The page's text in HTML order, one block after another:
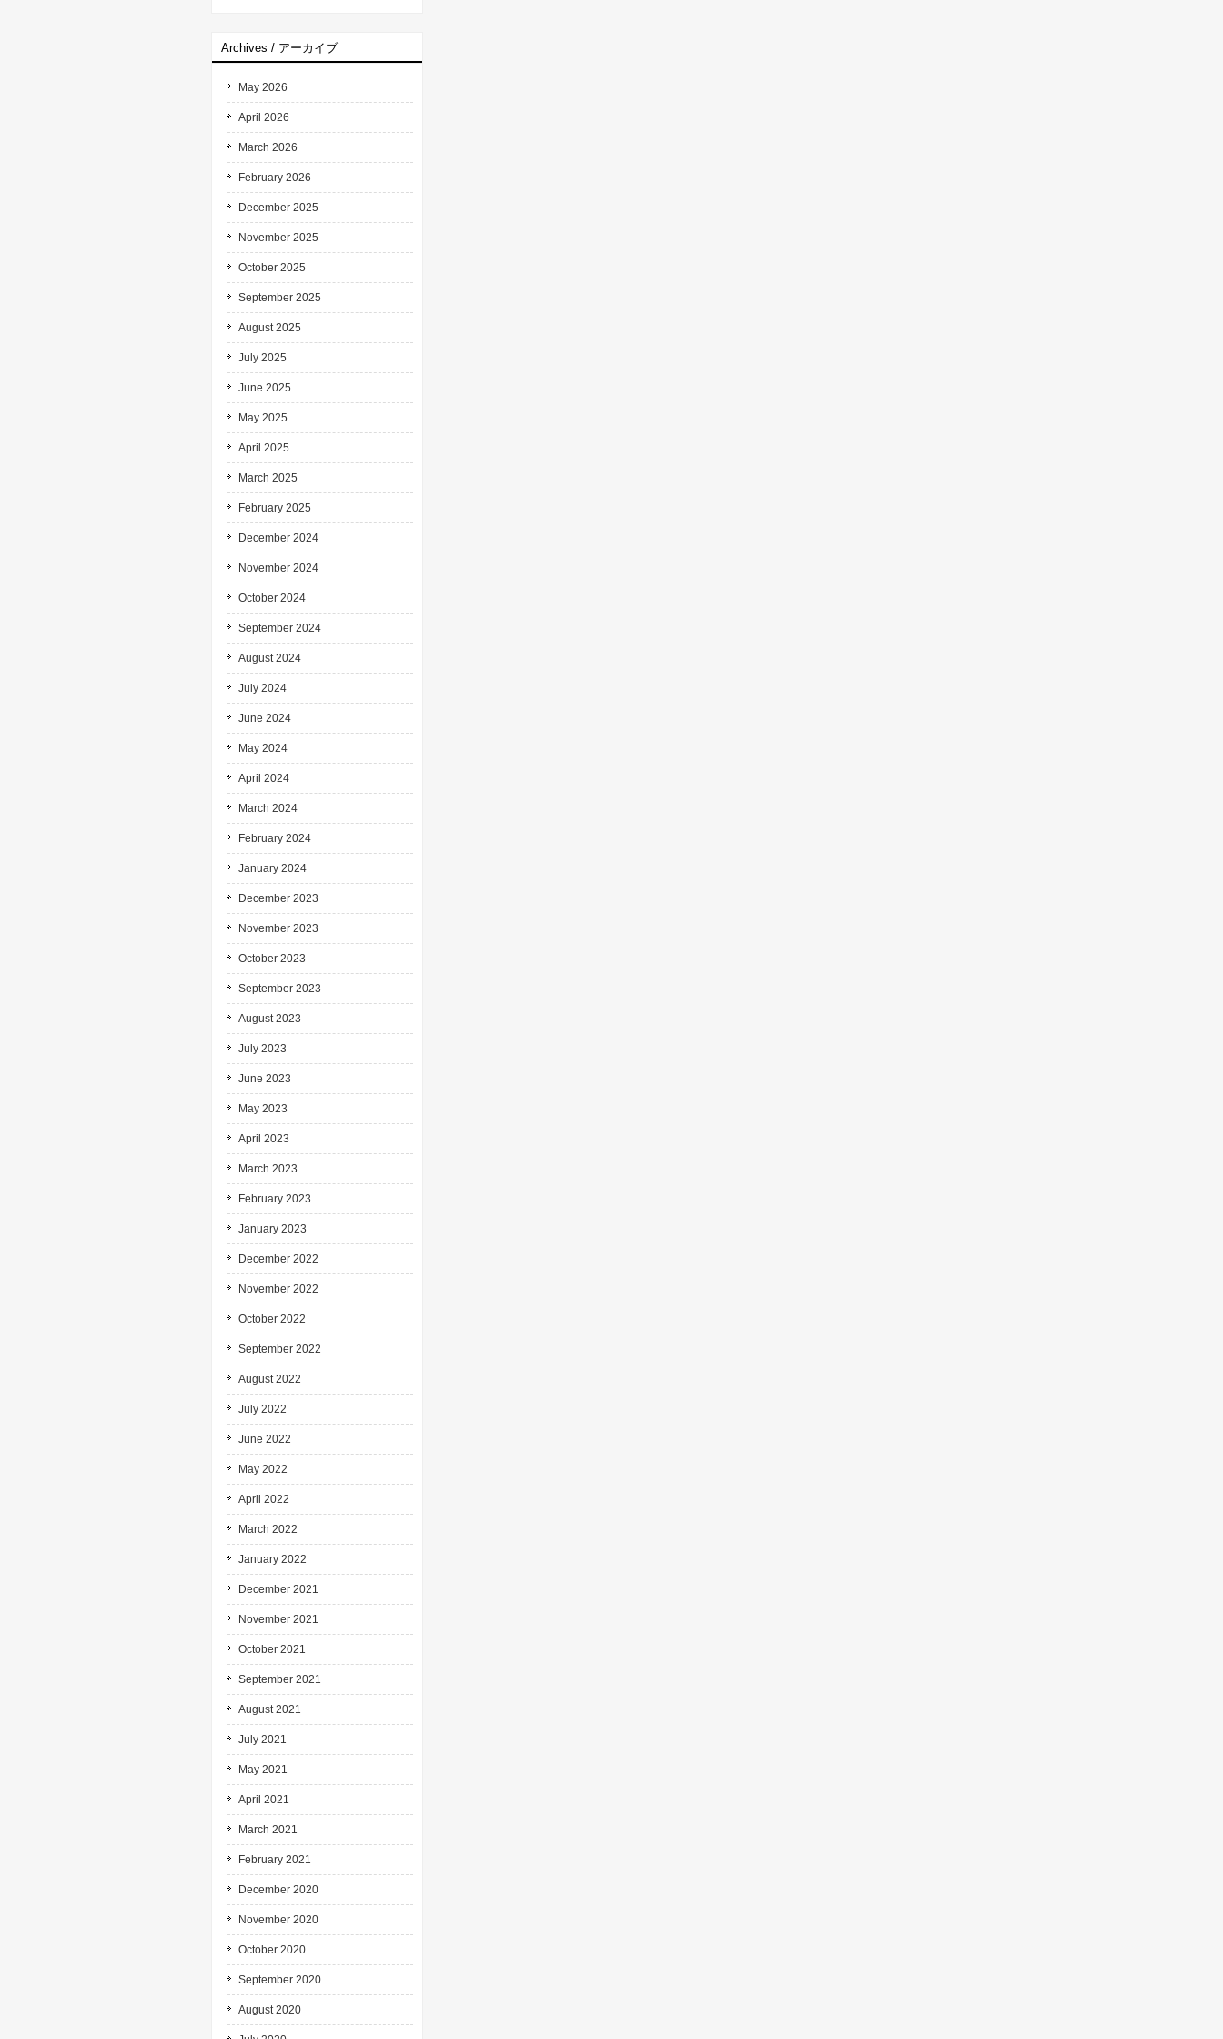
Archives / アーカイブ
May 2026
April 2026
March 2026
February 2026
December 2025
November 2025
October 2025
September 2025
August 2025
July 2025
June 2025
May 2025
April 2025
March 2025
February 2025
December 2024
November 2024
October 2024
September 2024
August 2024
July 2024
June 2024
May 2024
April 2024
March 2024
February 2024
January 2024
December 2023
November 2023
October 2023
September 2023
August 2023
July 2023
June 2023
May 2023
April 2023
March 2023
February 2023
January 2023
December 2022
November 2022
October 2022
September 2022
August 2022
July 2022
June 2022
May 2022
April 2022
March 2022
January 2022
December 2021
November 2021
October 2021
September 2021
August 2021
July 2021
May 2021
April 2021
March 2021
February 2021
December 2020
November 2020
October 2020
September 2020
August 2020